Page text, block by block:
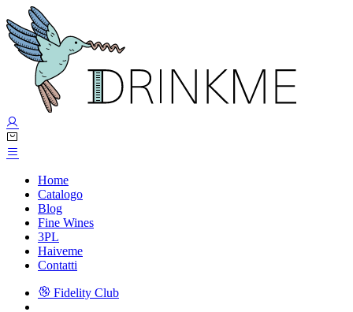
Home
Catalogo
Blog
Fine Wines
3PL
Haiveme
Contatti
Fidelity Club